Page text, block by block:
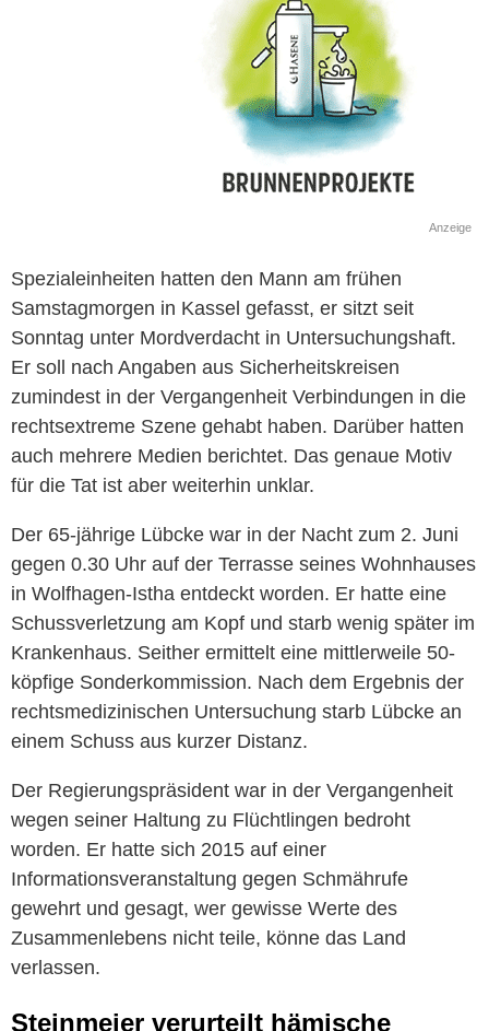
Anzeige
Spezialeinheiten hatten den Mann am frühen
Samstagmorgen in Kassel gefasst, er sitzt seit
Sonntag unter Mordverdacht in Untersuchungshaft.
Er soll nach Angaben aus Sicherheitskreisen
zumindest in der Vergangenheit Verbindungen in die
rechtsextreme Szene gehabt haben. Darüber hatten
auch mehrere Medien berichtet. Das genaue Motiv
für die Tat ist aber weiterhin unklar.
Der 65-jährige Lübcke war in der Nacht zum 2. Juni
gegen 0.30 Uhr auf der Terrasse seines Wohnhauses
in Wolfhagen-Istha entdeckt worden. Er hatte eine
Schussverletzung am Kopf und starb wenig später im
Krankenhaus. Seither ermittelt eine mittlerweile 50-
köpfige Sonderkommission. Nach dem Ergebnis der
rechtsmedizinischen Untersuchung starb Lübcke an
einem Schuss aus kurzer Distanz.
Der Regierungspräsident war in der Vergangenheit
wegen seiner Haltung zu Flüchtlingen bedroht
worden. Er hatte sich 2015 auf einer
Informationsveranstaltung gegen Schmährufe
gewehrt und gesagt, wer gewisse Werte des
Zusammenlebens nicht teile, könne das Land
verlassen.
Steinmeier verurteilt hämische